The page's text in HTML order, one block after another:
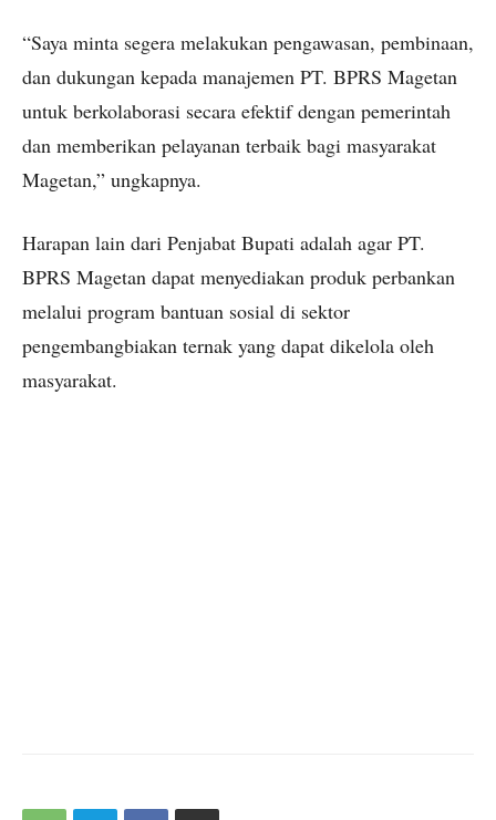
“Saya minta segera melakukan pengawasan, pembinaan,
dan dukungan kepada manajemen PT. BPRS Magetan
untuk berkolaborasi secara efektif dengan pemerintah
dan memberikan pelayanan terbaik bagi masyarakat
Magetan,” ungkapnya.
Harapan lain dari Penjabat Bupati adalah agar PT.
BPRS Magetan dapat menyediakan produk perbankan
melalui program bantuan sosial di sektor
pengembangbiakan ternak yang dapat dikelola oleh
masyarakat.